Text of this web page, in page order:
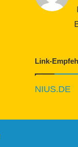
Link-
NIUS.DE